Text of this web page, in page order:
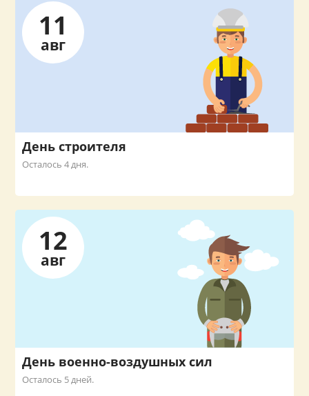
11
авг
День строителя
Осталось 4 дня.
12
авг
День военно-воздушных сил
Осталось 5 дней.